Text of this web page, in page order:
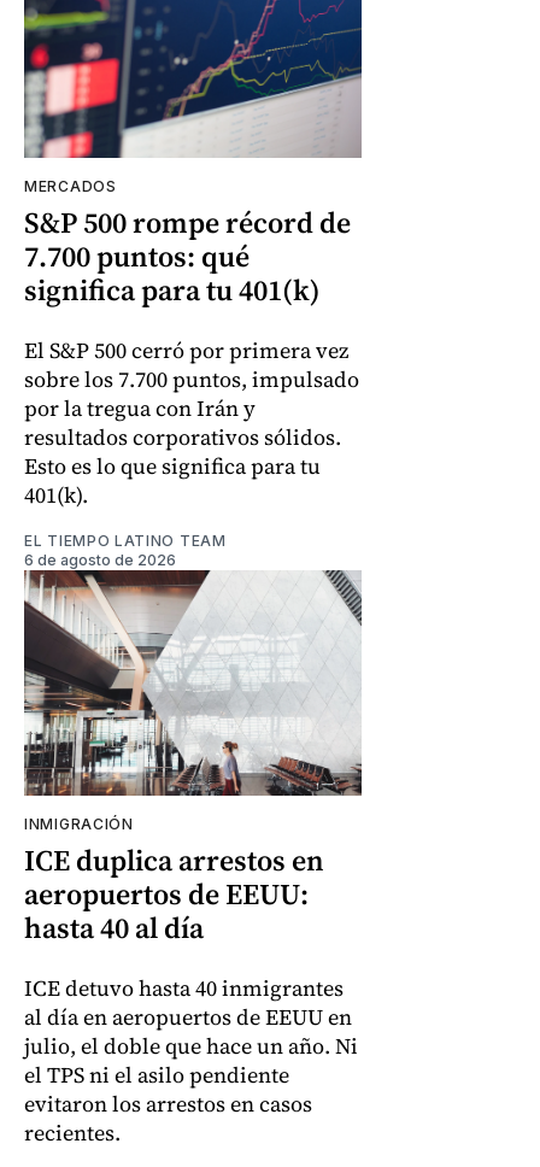
MERCADOS
S&P 500 rompe récord de
7.700 puntos: qué
significa para tu 401(k)
El S&P 500 cerró por primera vez
sobre los 7.700 puntos, impulsado
por la tregua con Irán y
resultados corporativos sólidos.
Esto es lo que significa para tu
401(k).
EL TIEMPO LATINO TEAM
6 de agosto de 2026
INMIGRACIÓN
ICE duplica arrestos en
aeropuertos de EEUU:
hasta 40 al día
ICE detuvo hasta 40 inmigrantes
al día en aeropuertos de EEUU en
julio, el doble que hace un año. Ni
el TPS ni el asilo pendiente
evitaron los arrestos en casos
recientes.